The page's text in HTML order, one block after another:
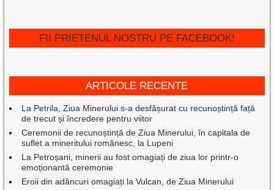
FII PRIETENUL NOSTRU PE FACEBOOK!
ARTICOLE RECENTE
La Petrila, Ziua Minerului s-a desfășurat cu recunoștință față
de trecut și încredere pentru viitor
Ceremonii de recunoștință de Ziua Minerului, în capitala de
suflet a mineritului românesc, la Lupeni
La Petroșani, minerii au fost omagiați de ziua lor printr-o
emoționantă ceremonie
Eroii din adâncuri omagiați la Vulcan, de Ziua Minerului